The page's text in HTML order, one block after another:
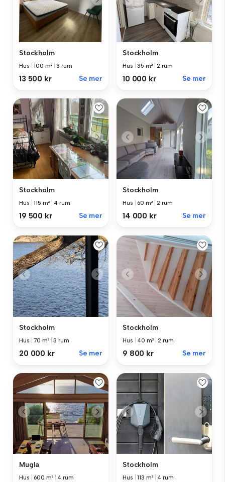
Stockholm
Hus |100 m² |3 rum
13 500 kr Se mer
Stockholm
Hus |35 m² |2 rum
10 000 kr Se mer
Stockholm
Hus |115 m² 4 rum
19 500 kr Se mer
Stockholm
Hus 60 m² |2 rum
14 000 kr Se mer
Stockholm
Hus |70 m² |3 rum
20 000 kr Se mer
Stockholm
Hus 40 m² |2 rum
9 800 kr Se mer
Mugla
Hus 600 m² 4 rum
Stockholm
Hus |113 m² 4 rum